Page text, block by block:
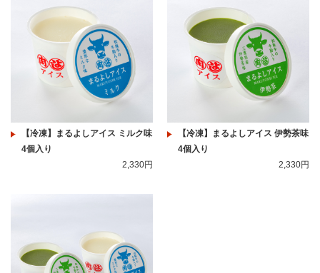
【冷凍】まるよしアイス ミルク味
4個入り
2,330円
【冷凍】まるよしアイス 伊勢茶味
4個入り
2,330円